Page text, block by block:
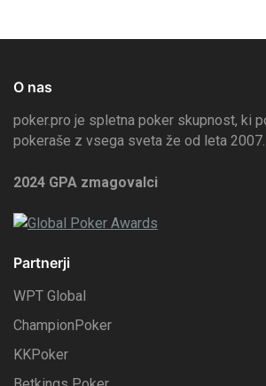
O nas
poker.pro je spletna poker skupnost, ki
pokeraše z vsega sveta že od leta 2007.
2024 GPA zmagovalci
Partnerji
WPT Global
ChampionPoker
KKPoker